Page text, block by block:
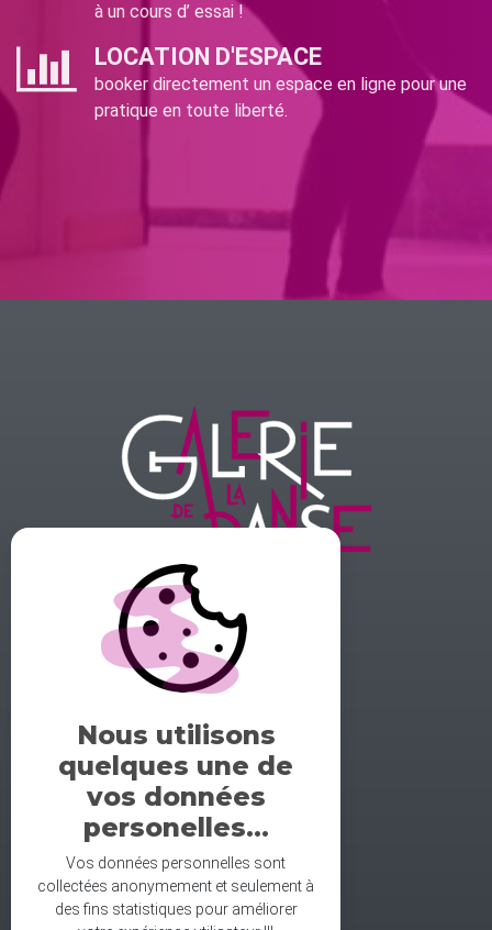
à un cours d’ essai !
LOCATION D'ESPACE
booker directement un espace en ligne pour une
pratique en toute liberté.
GALERIE DE LA DANSE
1 rue midol 25000 Besançon
tel: 06.71.93.54.75
contact@galeriedeladanse.fr
facebook/galeriedeladanse
instagram/lagaleriedeladanse
Nous utilisons
quelques une de
vos données
personelles...
Vos données personnelles sont
collectées anonymement et seulement à
des fins statistiques pour améliorer